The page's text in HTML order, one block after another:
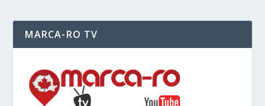
MARCA-RO TV